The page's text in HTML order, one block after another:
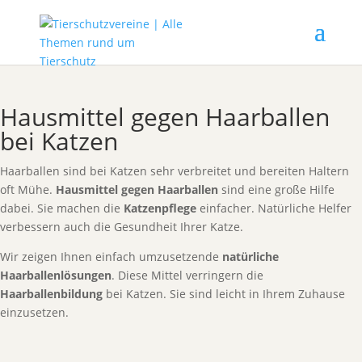
Hausmittel gegen Haarballen
bei Katzen
Haarballen sind bei Katzen sehr verbreitet und bereiten Haltern
oft Mühe. Hausmittel gegen Haarballen sind eine große Hilfe
dabei. Sie machen die Katzenpflege einfacher. Natürliche Helfer
verbessern auch die Gesundheit Ihrer Katze.
Wir zeigen Ihnen einfach umzusetzende natürliche
Haarballenlösungen. Diese Mittel verringern die
Haarballenbildung bei Katzen. Sie sind leicht in Ihrem Zuhause
einzusetzen.